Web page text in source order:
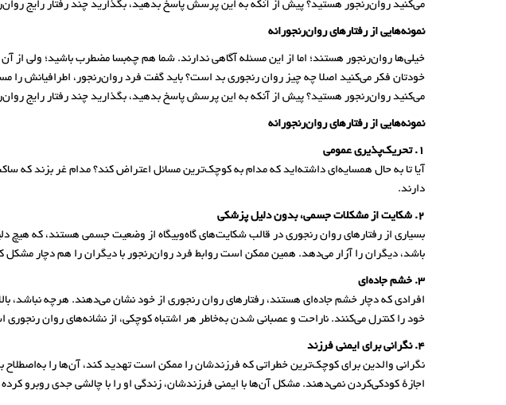
می‌کنید روان‌رنجور هستید؟ پیش از آنکه به این پرسش پاسخ بدهید، بگذارید چند رفتار رایج
نمونه‌هایی از رفتارهای روان‌رنجورانه
خیلی‌ها روان‌رنجور هستند؛ اما از این مسئله آگاهی ندارند. شما هم چه‌بسا مضطرب باشید؛ ولی از
خودتان فکر می‌کنید اصلا چه چیز روان رنجوری بد است؟ باید گفت فرد روان‌رنجور،
می‌کنید روان‌رنجور هستید؟ پیش از آنکه به این پرسش پاسخ بدهید، بگذارید چند رفتار رایج
نمونه‌هایی از رفتارهای روان‌رنجورانه
1. تحریک‌پذیری عمومی
آیا تا به حال همسایه‌ای داشته‌اید که مدام به کوچک‌ترین مسائل اعتراض کند؟ مدام غر بزند که
دارند.
2. شکایت از مشکلات جسمی، بدون دلیل پزشکی
بسیاری از رفتارهای روان رنجوری در قالب شکایت‌های گاه‌وبیگاه از وضعیت جسمی هستند، که
باشد، دیگران را آزار می‌دهد. همین ممکن است روابط فرد روان‌رنجور با دیگران را هم دچار مشکل
3. خشم جاده‌ای
افرادی که دچار خشم جاده‌ای هستند، رفتارهای روان رنجوری از خود نشان می‌دهند. هرچه نباشد،
خود را کنترل می‌کنند. ناراحت و عصبانی شدن به‌خاطر هر اشتباه کوچکی، از نشانه‌های روان
4. نگرانی برای ایمنی فرزند
نگرانی والدین برای کوچک‌ترین خطراتی که فرزندشان را ممکن است تهدید کند، آن‌ها را
اجازهٔ کودکی‌کردن نمی‌دهند. مشکل آن‌ها با ایمنی فرزندشان، زندگی او را با چالشی جدی روبرو